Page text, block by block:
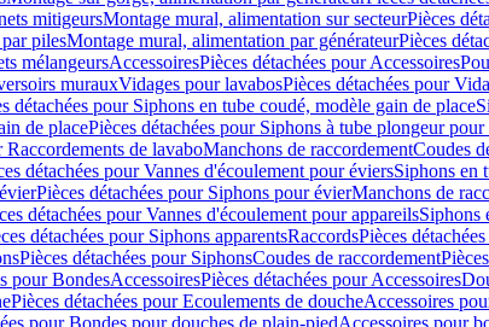
mitigeursMontage mural, alimentation sur secteurPièces
pilesMontage mural, alimentation par générateurPièces
mélangeursAccessoiresPièces détachées pour Accessoires
murauxVidages pour lavabosPièces détachées pour
détachées pour Siphons en tube coudé, modèle gain de place
de placePièces détachées pour Siphons à tube plongeur
Raccordements de lavaboManchons de raccordementCoudes
détachées pour Vannes d'écoulement pour éviersSiphons en
Pièces détachées pour Siphons pour évierManchons de
détachées pour Vannes d'écoulement pour appareilsSiphons
détachées pour Siphons apparentsRaccordsPièces
Pièces détachées pour SiphonsCoudes de raccordement
pour BondesAccessoiresPièces détachées pour Accessoires
Pièces détachées pour Ecoulements de doucheAccessoires
pour Bondes pour douches de plain-piedAccessoires pour